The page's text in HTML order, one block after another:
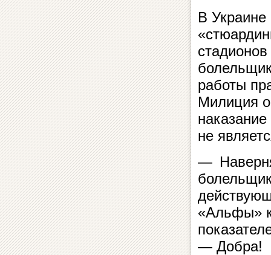
В Украине
работы
Милиция
не
—
«Альфы»
— Добра!